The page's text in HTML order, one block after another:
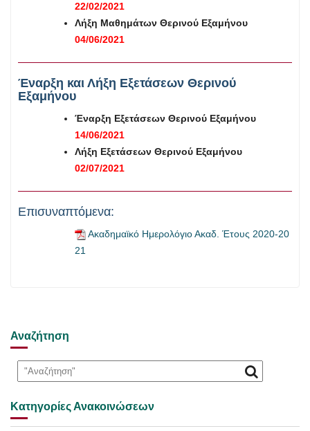
22/02/2021
Λήξη Μαθημάτων Θερινού Εξαμήνου
04/06/2021
Έναρξη και Λήξη Εξετάσεων Θερινού
Εξαμήνου
Έναρξη Εξετάσεων Θερινού Εξαμήνου
14/06/2021
Λήξη Εξετάσεων Θερινού Εξαμήνου
02/07/2021
Επισυναπτόμενα:
Ακαδημαϊκό Ημερολόγιο Ακαδ. Έτους 2020-20
21
Αναζήτηση
Κατηγορίες Ανακοινώσεων